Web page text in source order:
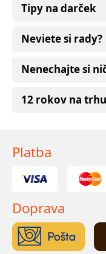
Tipy na darček
Neviete si rady?
Nenechajte si
12 rokov na
Platba
Doprava